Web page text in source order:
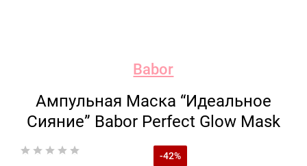
Babor
Ампульная Маска “Идеальное
Сияние” Babor Perfect Glow Mask
-42%